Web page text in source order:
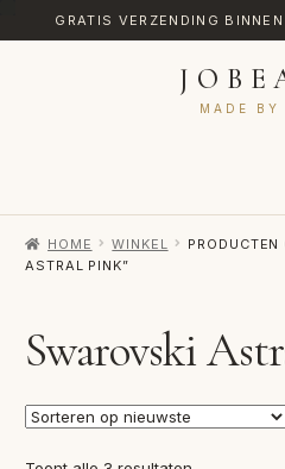
GRATIS VERZENDING
MADE BY
AFREKENEN
CONTACT
MIJN ACCOUNT
HOME WINKEL
ASTRAL PINK”
Swarovski